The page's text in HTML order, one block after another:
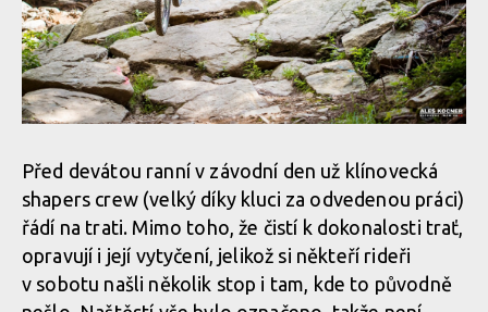
Před devátou ranní v závodní den už klínovecká
shapers crew (velký díky kluci za odvedenou práci)
řádí na trati. Mimo toho, že čistí k dokonalosti trať,
opravují i její vytyčení, jelikož si někteří rideři
v sobotu našli několik stop i tam, kde to původně